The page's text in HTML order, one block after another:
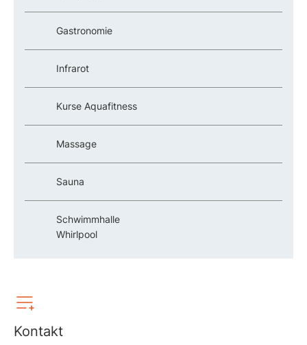
Gastronomie
Infrarot
Kurse Aquafitness
Massage
Sauna
Schwimmhalle
Whirlpool
Kontakt